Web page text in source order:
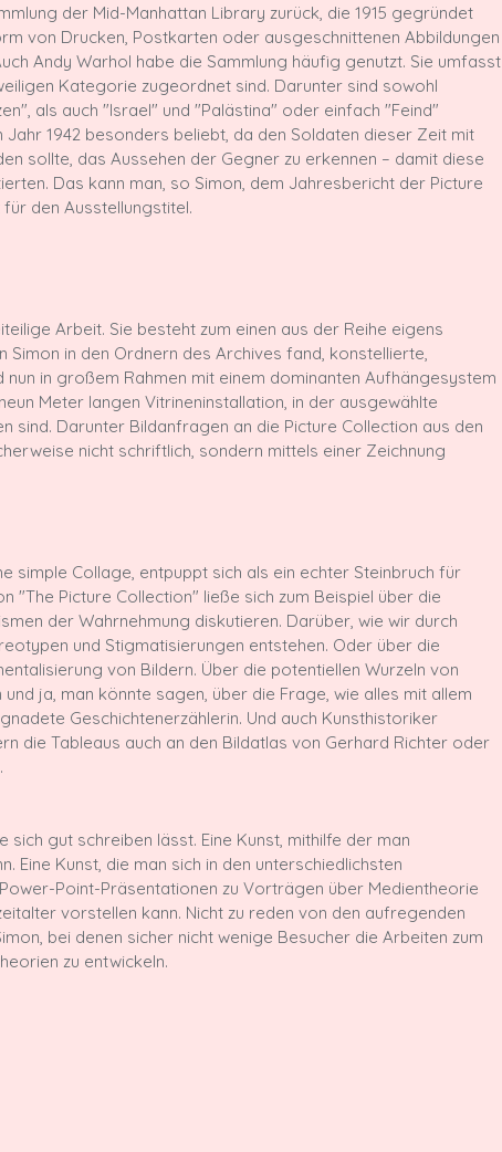
der Mid-Manhattan Library zurück, die 1915 gegründet
von Drucken, Postkarten oder ausgeschnittenen Abbildungen
Andy Warhol habe die Sammlung häufig genutzt. Sie umfasst
Kategorie zugeordnet sind. Darunter sind sowohl
als auch "Israel" und "Palästina" oder einfach "Feind"
1942 besonders beliebt, da den Soldaten dieser Zeit mit
sollte, das Aussehen der Gegner zu erkennen – damit diese
Das kann man, so Simon, dem Jahresbericht der Picture
den Ausstellungstitel.
Arbeit. Sie besteht zum einen aus der Reihe eigens
in den Ordnern des Archives fand, konstellierte,
in großem Rahmen mit einem dominanten Aufhängesystem
Meter langen Vitrineninstallation, in der ausgewählte
sind. Darunter Bildanfragen an die Picture Collection aus den
nicht schriftlich, sondern mittels einer Zeichnung
simple Collage, entpuppt sich als ein echter Steinbruch für
"The Picture Collection" ließe sich zum Beispiel über die
der Wahrnehmung diskutieren. Darüber, wie wir durch
und Stigmatisierungen entstehen. Oder über die
von Bildern. Über die potentiellen Wurzeln von
ja, man könnte sagen, über die Frage, wie alles mit allem
Geschichtenerzählerin. Und auch Kunsthistoriker
die Tableaus auch an den Bildatlas von Gerhard Richter oder
sich gut schreiben lässt. Eine Kunst, mithilfe der man
Eine Kunst, die man sich in den unterschiedlichsten
Point-Präsentationen zu Vorträgen über Medientheorie
vorstellen kann. Nicht zu reden von den aufregenden
bei denen sicher nicht wenige Besucher die Arbeiten zum
zu entwickeln.